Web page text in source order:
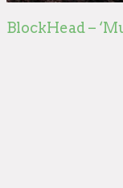
BlockHead –